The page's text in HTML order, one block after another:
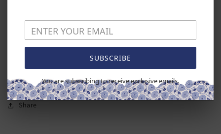
Wash separately and inside out.
Made in Spain. <3
Share
SUBSCRIBE
You are subscribing to receive exclusive emails.